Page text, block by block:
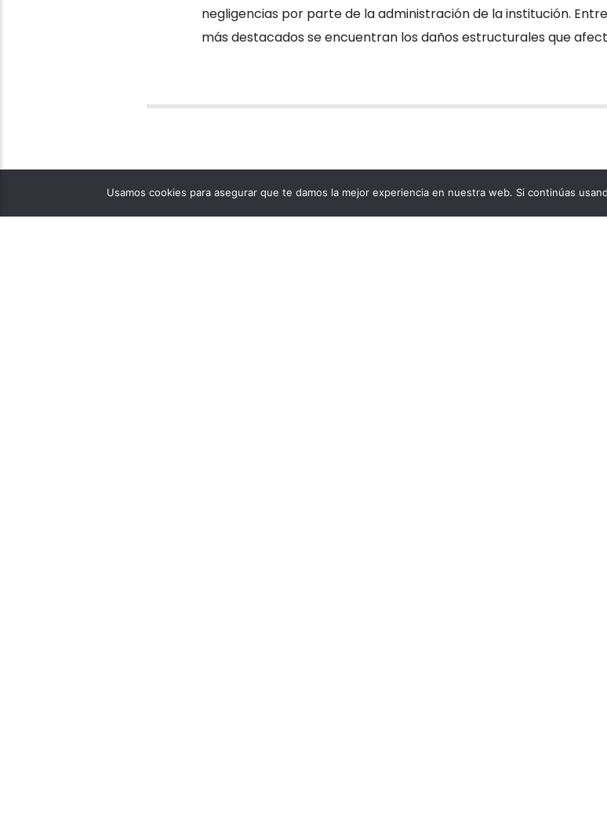
negligencias por parte de la administración de la institución.
más destacados se encuentran los daños estructurales que
Usamos cookies para asegurar que te damos la mejor experiencia en nuestra web. Si continúas